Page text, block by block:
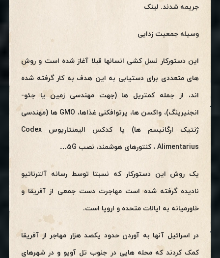
جریمه شدند. لینک
وسیله جمعیت زدایی
این دستورکار نسل کشی انسانها قبلا آغاز شده است و روش
های متعددی برای دستیابی به این هدف به کار گرفته شده
اند، از جمله کمتریل ها (جهت مهندسی زمین یا جئو-
انجنیرینگ)، واکسن ها، پرتوافکنی غذاها، GMO ها (مهندسی
ژنتیک ارگانیسم ها) یا کدکس الیمنتاریوس Codex
Alimentarius ، کنتورهای هوشمند، نصب 5G…
یک روش این دستورکار که نسبتا توسط رسانه آلترناتیو
نادیده گرفته شده است مهاجرت دست جمعی از آفریقا و
خاورمیانه به ایالات متحده و اروپا است.
در اسرائیل آنها به آوردن حدود یکصد هزار مهاجر از آفریقا
کمک کردند که محله هایی در جنوب تل آویو و در شهرهای